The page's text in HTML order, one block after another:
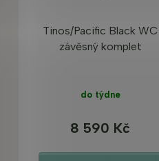
Tinos/Pacific Black WC
závěsný komplet
do týdne
8 590 Kč